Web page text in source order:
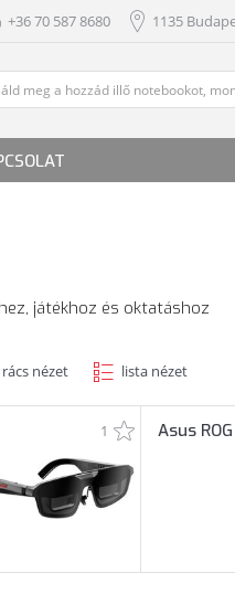
+36 70 587 8680 1135
játékhoz és oktatáshoz
rács nézet lista nézet
1 Asus